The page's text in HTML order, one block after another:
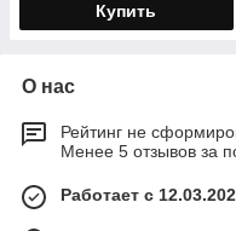
Купить
О нас
Рейтинг не
Менее 5 отзывов за
Работает с